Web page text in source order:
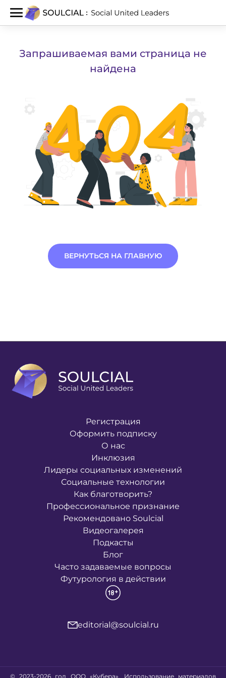
Запрашиваемая вами страница не
найдена
ВЕРНУТЬСЯ НА ГЛАВНУЮ
Регистрация
Оформить подписку
О нас
Инклюзия
Лидеры социальных изменений
Социальные технологии
Как благотворить?
Профессиональное признание
Рекомендовано Soulcial
Видеогалерея
Подкасты
Блог
Часто задаваемые вопросы
Футурология в действии
editorial@soulcial.ru
© 2023-2026 год ООО «Кубера». Использование материалов